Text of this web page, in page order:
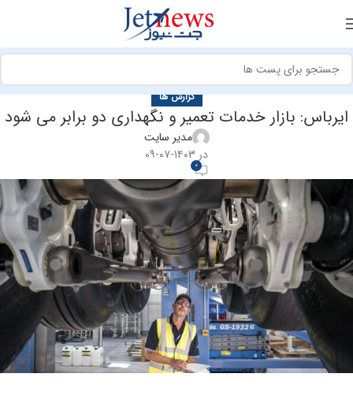
گزارش ها
ایرباس: بازار خدمات تعمیر و نگهداری دو برابر می شود
مدیر سایت
در ۱۴۰۳-۰۷-۰۹
0